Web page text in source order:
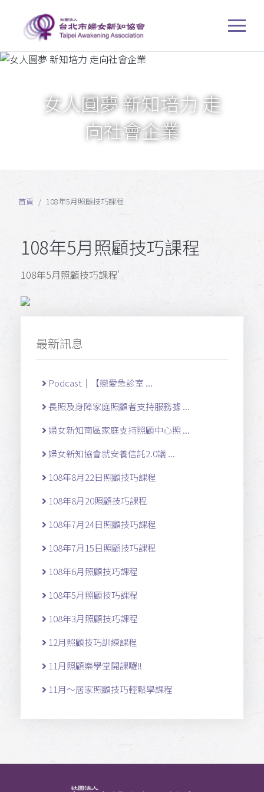
女人圓夢 新知培力 走
向社會企業
首頁 108年5月照顧技巧課程
108年5月照顧技巧課程
108年5月照顧技巧課程'
最新訊息
Podcast｜【戀愛急診室 ...
長照及身障家庭照顧者支持服務據 ...
婦女新知南區家庭支持照顧中心照 ...
婦女新知協會就安養信託2.0議 ...
108年8月22日照顧技巧課程
108年8月20照顧技巧課程
108年7月24日照顧技巧課程
108年7月15日照顧技巧課程
108年6月照顧技巧課程
108年5月照顧技巧課程
108年3月照顧技巧課程
12月照顧技巧訓練課程
11月照顧樂學堂開課囉!!
11月～居家照顧技巧輕鬆學課程